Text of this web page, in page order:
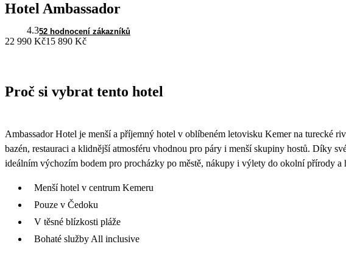
Hotel Ambassador
4.352 hodnocení zákazníků
22 990 Kč15 890 Kč
Proč si vybrat tento hotel
Ambassador Hotel je menší a příjemný hotel v oblíbeném letovisku Kemer na turecké
bazén, restauraci a klidnější atmosféru vhodnou pro páry i menší skupiny hostů. Díky
ideálním výchozím bodem pro procházky po městě, nákupy i výlety do okolní přírody a
Menší hotel v centrum Kemeru
Pouze v Čedoku
V těsné blízkosti pláže
Bohaté služby All inclusive